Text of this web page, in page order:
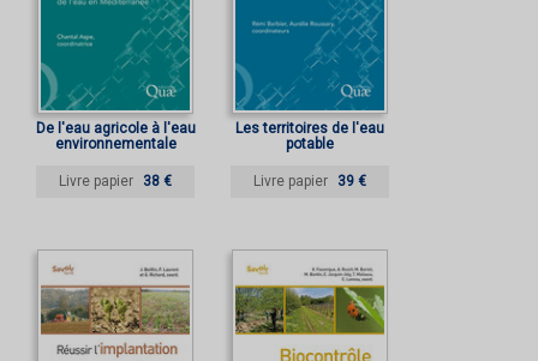
De l'eau agricole à l'eau
environnementale
Livre papier 38 €
Les territoires de l'eau
potable
Livre papier 39 €